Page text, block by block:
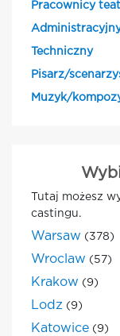
Pracownicy
Techniczny
Pisarz/
Muzyk/
Tutaj możesz
castingu.
Warsaw (378)
Wroclaw (57)
Krakow (9)
Lodz (9)
Katowice (9)